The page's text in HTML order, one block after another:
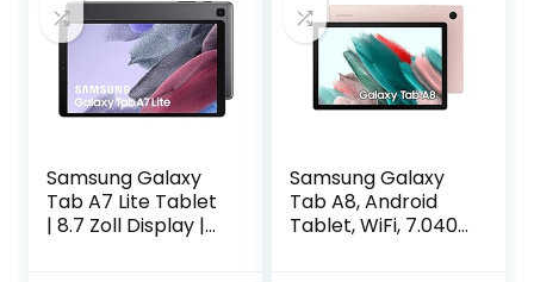
Samsung Galaxy
Tab A7 Lite Tablet
| 8.7 Zoll Display |
Samsung Galaxy
Tab A8, Android
Tablet, WiFi, 7.040